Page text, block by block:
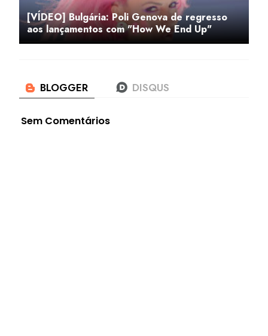
[VÍDEO] Bulgária: Poli Genova de regresso
aos lançamentos com "How We End Up"
Sem Comentários